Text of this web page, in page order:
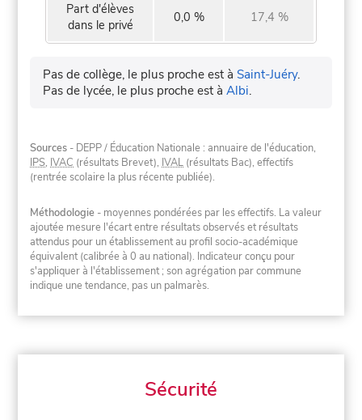
Part d'élèves
dans le privé
0,0 % 17,4 %
Pas de collège, le plus proche est àSaint-Juéry.
Pas de lycée, le plus proche est àAlbi.
Sources - DEPP / Éducation Nationale : annuaire de l'éducation,
IPS, IVAC (résultats Brevet), IVAL (résultats Bac), effectifs
(rentrée scolaire la plus récente publiée).
Méthodologie - moyennes pondérées par les effectifs. La valeur
ajoutée mesure l'écart entre résultats observés et résultats
attendus pour un établissement au profil socio-académique
équivalent (calibrée à 0 au national). Indicateur conçu pour
s'appliquer à l'établissement ; son agrégation par commune
indique une tendance, pas un palmarès.
Sécurité